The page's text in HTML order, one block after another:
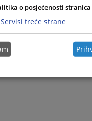
o posjećenosti stranica
Servisi treće strane